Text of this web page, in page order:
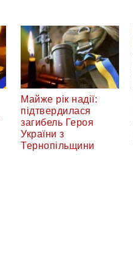
Майже рік надії:
підтвердилася
загибель Героя
України з
Тернопільщини